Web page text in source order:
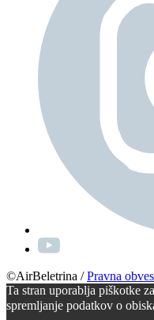
©AirBeletrina /Pravna
Ta stran uporablja piškotke
spremljanje podatkov o